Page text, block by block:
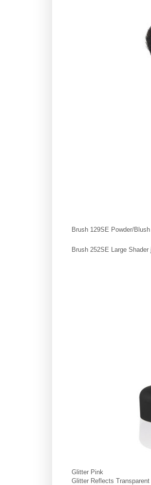
Brush 129SE Powder/Blush
Brush 252SE Large Shader
Glitter Pink
Glitter Reflects Transparent